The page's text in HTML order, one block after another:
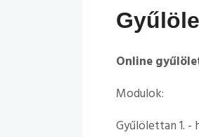
Online
Modulok:
Gyűlölettan 1.